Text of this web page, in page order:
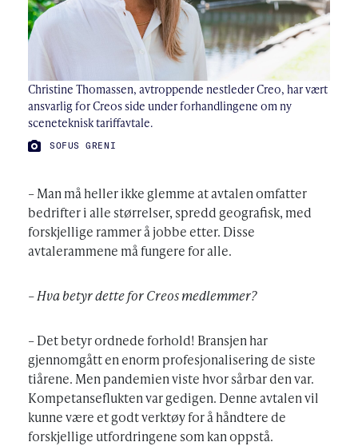
Christine Thomassen, avtroppende nestleder Creo, har vært
ansvarlig for Creos side under forhandlingene om ny
sceneteknisk tariffavtale.
FOTO:
SOFUS GRENI
– Man må heller ikke glemme at avtalen omfatter
bedrifter i alle størrelser, spredd geografisk, med
forskjellige rammer å jobbe etter. Disse
avtalerammene må fungere for alle.
– Hva betyr dette for Creos medlemmer?
– Det betyr ordnede forhold! Bransjen har
gjennomgått en enorm profesjonalisering de siste
tiårene. Men pandemien viste hvor sårbar den var.
Kompetanseflukten var gedigen. Denne avtalen vil
kunne være et godt verktøy for å håndtere de
forskjellige utfordringene som kan oppstå.